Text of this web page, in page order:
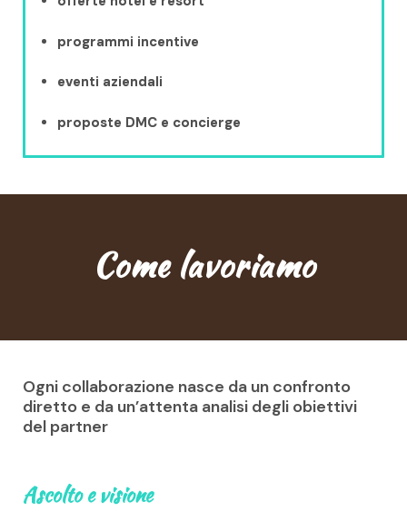
programmi incentive
eventi aziendali
proposte DMC e concierge
Come lavoriamo
Ogni collaborazione nasce da un confronto
diretto e da un’attenta analisi degli obiettivi
del partner
Ascolto e visione